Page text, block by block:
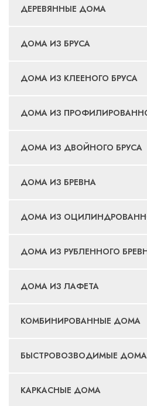
ДЕРЕВЯННЫЕ ДОМА
ДОМА ИЗ БРУСА
ДОМА ИЗ КЛЕЕНОГО БРУСА
ДОМА ИЗ
ДОМА ИЗ ДВОЙНОГО БРУСА
ДОМА ИЗ БРЕВНА
ДОМА ИЗ
ДОМА ИЗ РУБЛЕННОГО
ДОМА ИЗ ЛАФЕТА
КОМБИНИРОВАННЫЕ ДОМА
БЫСТРОВОЗВОДИМЫЕ ДОМА
КАРКАСНЫЕ ДОМА